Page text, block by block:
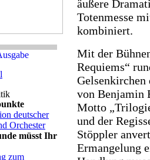
deutscher
Orchester
müsst Ihr
zum
äußere
Totenmesse
kombiniert.
Mit der
Requiems“
von Benjamin
Motto
und der
Stöppler
Ermangelung